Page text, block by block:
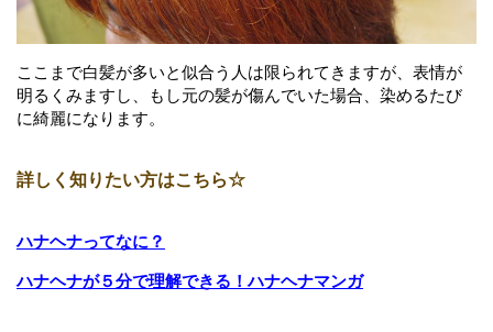
ここまで白髪が多いと似合う人は限られてきますが、表情が
明るくみますし、もし元の髪が傷んでいた場合、染めるたび
に綺麗になります。
詳しく知りたい方はこちら☆
ハナヘナってなに？
ハナヘナが５分で理解できる！ハナヘナマンガ